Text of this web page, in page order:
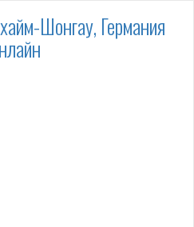
Шонгау, Германия